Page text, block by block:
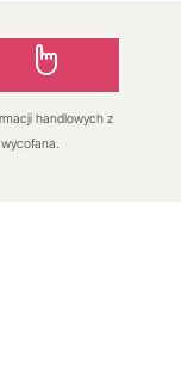
handlowych z